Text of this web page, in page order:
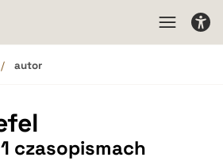
autor
czasopismach